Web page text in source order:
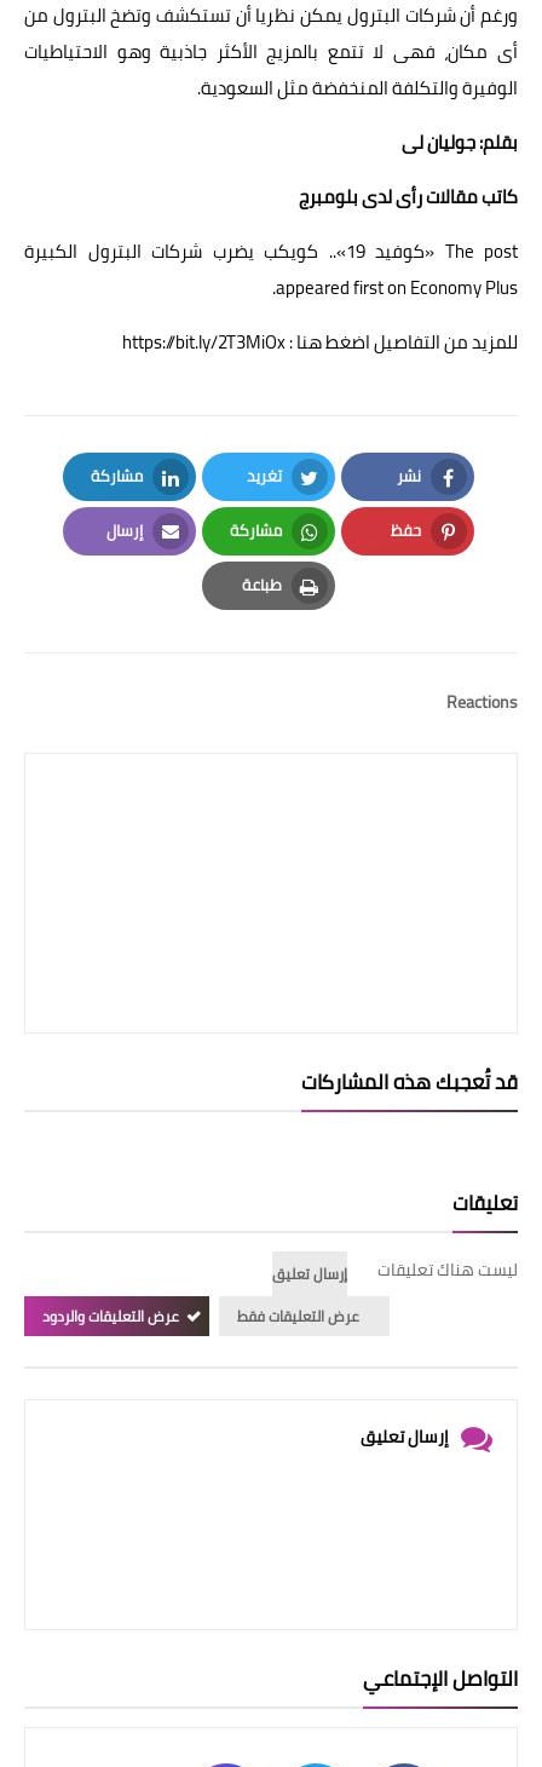
ورغم أن شركات البترول يمكن نظريا أن تستكشف وتضخ البترول من
أى مكان، فهى لا تتمع بالمزيج الأكثر جاذبية وهو الاحتياطيات
الوفيرة والتكلفة المنخفضة مثل السعودية.
بقلم: جوليان لى
كاتب مقالات رأى لدى بلومبرج
The post «كوفيد 19».. كويكب يضرب شركات البترول الكبيرة
appeared first onEconomy Plus
.
للمزيد من التفاصيل اضغط هنا : https://bit.ly/2T3MiOx
نشر
Facebook
تغريد
Twitter
مشاركة
LinkedIn
حفظ
Pinterest
مشاركة
Whatsapp
إرسال
Email
طباعة
Print
Reactions
قد تُعجبك هذه المشاركات
تعليقات
ليست هناك تعليقات
إرسال تعليق
عرض التعليقات فقط
عرض التعليقات والردود
إرسال تعليق
التواصل الإجتماعي